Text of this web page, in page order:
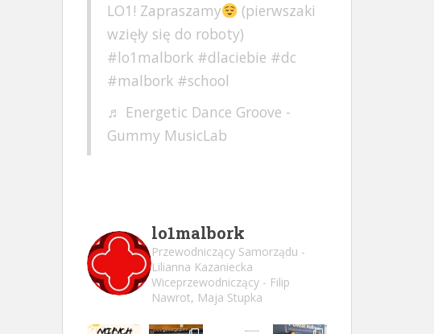
LO1! Zapraszamy
(pierwszaki
wzięły się do roboty)
#lo1malbork #dlaciebie #dc
#malbork #school
♬ Energetic Dance Groove -
Gummy MusicLab
lo1malbork
Przewodniczący Samorządu -
Lilianna Kazaniecka
Wiceprzewodniczący - Filip
Nawrot, Maja Stupka